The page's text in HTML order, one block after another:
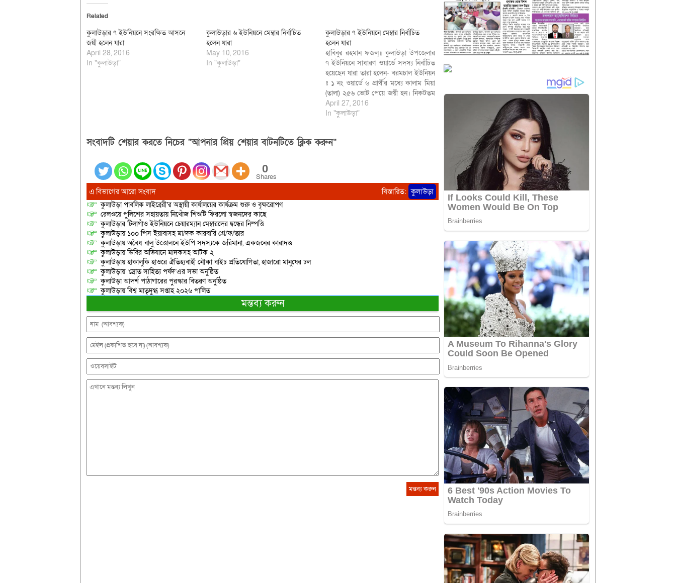
Related
কুলাউড়ার ৭ ইউনিয়নে সংরক্ষিত আসনে
জয়ী হলেন যারা
April 28, 2016
In "কুলাউড়া"
কুলাউড়ার ৬ ইউনিয়নে মেম্বার নির্বাচিত
হলেন যারা
May 10, 2016
In "কুলাউড়া"
কুলাউড়ার ৭ ইউনিয়নে মেম্বার নির্বাচিত
হলেন যারা
হাবিবুর রহমান ফজল্॥ কুলাউড়া উপজেলার
৭ ইউনিয়নে সাধারণ ওয়ার্ডে সদস্য নির্বাচিত
হয়েছেন যারা তারা হলেন- বরমচাল ইউনিয়ন
ঃ ১ নং ওয়ার্ডে ৬ প্রার্থীর মধ্যে কালাম মিয়া
(তালা) ২৫৬ ভোট পেয়ে জয়ী হন। নিকটতম
প্রতিদ্বন্দি পাখি মিয়া (টিউবওয়েল) ২৪৮ ভোট
পান। ২ নং ওয়ার্ডে ৫ প্রার্থীর মধ্যে শিশু
April 27, 2016
In "কুলাউড়া"
সংবাদটি শেয়ার করতে নিচের “আপনার প্রিয় শেয়ার বাটনটিতে ক্লিক করুন”
0
Shares
এ বিভাগের আরো সংবাদ বিস্তারিত: কুলাউড়া
কুলাউড়া পাবলিক লাইব্রেরী’র অস্থায়ী কার্যালয়ের কার্যক্রম শুরু ও বৃক্ষরোপণ
রেলওয়ে পুলিশের সহায়তায় নিখোঁজ শিশুটি ফিরলো স্বজনদের কাছে
কুলাউড়ার টিলাগাঁও ইউনিয়নে চেয়ারম্যান মেম্বারদের দ্বন্ধের নিষ্পত্তি
কুলাউড়ায় ১০০ পিস ইয়াবাসহ মা/দক কারবারি গ্রে/ফ/তার
কুলাউড়ায় অবৈধ বালু উত্তোলনে ইউপি সদস্যকে জরিমানা, একজনের কারাদণ্ড
কুলাউড়ায় ডিবির অভিযানে মাদকসহ আটক ২
কুলাউড়ায় হাকালুকি হাওরে ঐতিহ্যবাহী নৌকা বাইচ প্রতিযোগিতা, হাজারো মানুষের ঢল
কুলাউড়ায় ‘স্রোত সাহিত্য পর্ষদ’এর সভা অনুষ্ঠিত
কুলাউড়া আদর্শ পাঠাগারের পুরস্কার বিতরণ অনুষ্ঠিত
কুলাউড়ায় বিশ্ব মাতৃদুগ্ধ সপ্তাহ ২০২৬ পালিত
মন্তব্য করুন